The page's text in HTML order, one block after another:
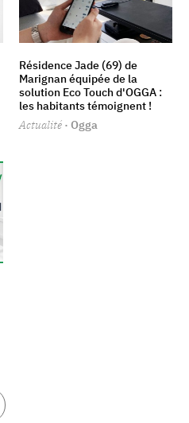
Résidence Jade (69) de
Marignan équipée de la
solution Eco Touch d'OGGA :
les habitants témoignent !
Actualité · Ogga